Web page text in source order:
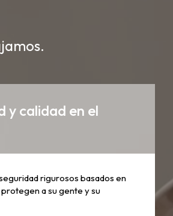
y calidad en el
rigurosos basados ​​en
a su gente y su